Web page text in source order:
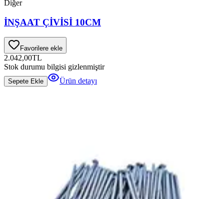
Diğer
İNŞAAT ÇİVİSİ 10CM
Favorilere ekle
2.042,00TL
Stok durumu bilgisi gizlenmiştir
Sepete Ekle Ürün detayı